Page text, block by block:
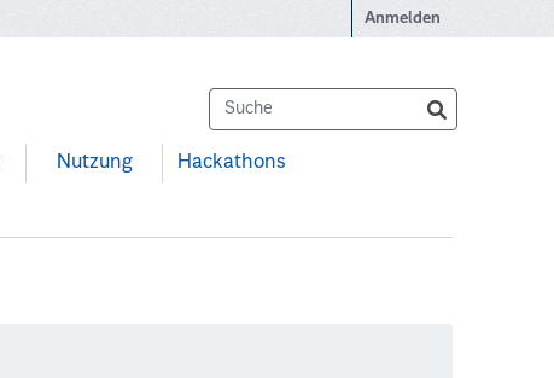
Anmelden
Nutzung Hackathons